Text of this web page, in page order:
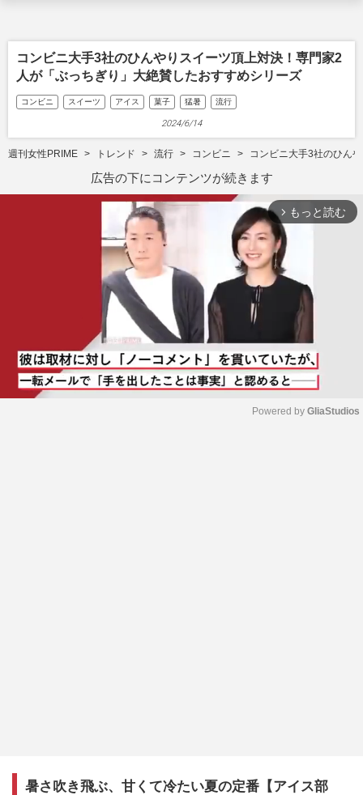
コンビニ大手3社のひんやりスイーツ頂上対決！専門家2
人が「ぶっちぎり」大絶賛したおすすめシリーズ
コンビニ スイーツ アイス 菓子 猛暑 流行
2024/6/14
週刊女性PRIME トレンド 流行 コンビニ コンビニ大手3社のひん
広告の下にコンテンツが続きます
arrow_forward_ios もっと読む
Powered by GliaStudios
暑さ吹き飛ぶ、甘くて冷たい夏の定番【アイス部